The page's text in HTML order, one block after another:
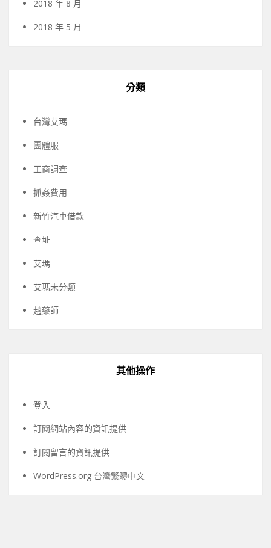
2018 年 8 月
2018 年 5 月
分類
台灣艾瑪
團體服
工商調查
抓姦費用
新竹汽車借款
查址
艾瑪
艾瑪未分類
趙藥師
其他操作
登入
訂閱網站內容的資訊提供
訂閱留言的資訊提供
WordPress.org 台灣繁體中文